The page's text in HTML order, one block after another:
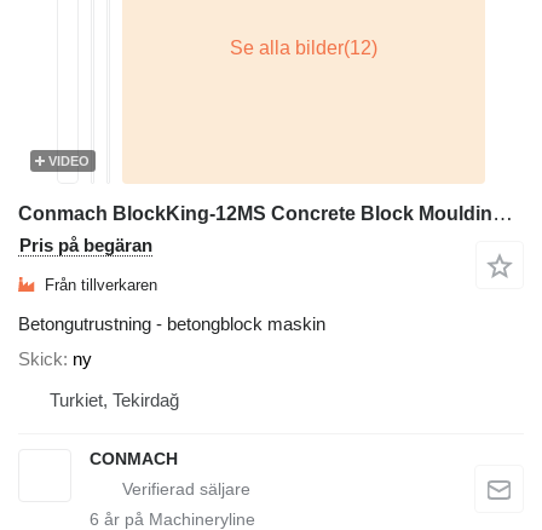
VIDEO
Conmach BlockKing-12MS Concrete Block Moulding Machine - 5.000 of 6''
Pris på begäran
Från tillverkaren
Betongutrustning - betongblock maskin
Skick ny
Turkiet, Tekirdağ
CONMACH
6 år på Machineryline